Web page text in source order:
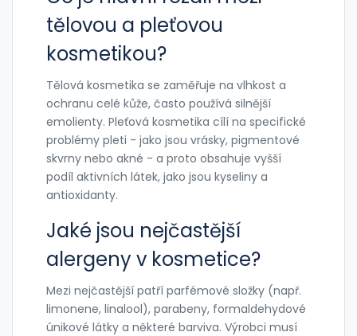
tělovou a pleťovou
kosmetikou?
Tělová kosmetika se zaměřuje na vlhkost a
ochranu celé kůže, často používá silnější
emolienty. Pleťová kosmetika cílí na specifické
problémy pleti - jako jsou vrásky, pigmentové
skvrny nebo akné - a proto obsahuje vyšší
podíl aktivních látek, jako jsou kyseliny a
antioxidanty.
Jaké jsou nejčastější
alergeny v kosmetice?
Mezi nejčastější patří parfémové složky (např.
limonene, linalool), parabeny, formaldehydové
únikové látky a některé barviva. Výrobci musí